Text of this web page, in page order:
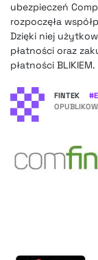
LEGAL
PODCASTY
FINTEK
OKIEM
ubezpieczeń
rozpoczęła
Dzięki niej
płatności oraz
płatności BLIKIEM.
FINTEK #